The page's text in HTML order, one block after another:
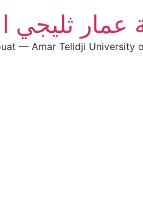
عمار ثليجي
— Amar Telidji University